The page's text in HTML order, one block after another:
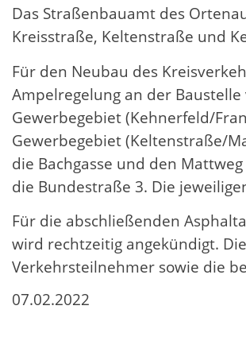
Das Straßenbauamt des
Kreisstraße, Keltenstraße und
Für den Neubau des
Ampelregelung an der
Gewerbegebiet (Kehnerfeld/
Gewerbegebiet (Keltenstraße/
die Bachgasse und den
die Bundestraße 3. Die
Für die abschließenden
wird rechtzeitig angekündigt.
Verkehrsteilnehmer sowie die
07.02.2022